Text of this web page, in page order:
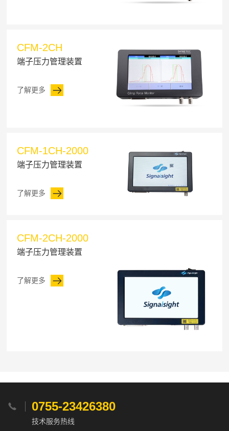
CFM-2CH
端子压力管理装置
了解更多
CFM-1CH-2000
端子压力管理装置
了解更多
CFM-2CH-2000
端子压力管理装置
了解更多
 0755-23426380
技术服务热线